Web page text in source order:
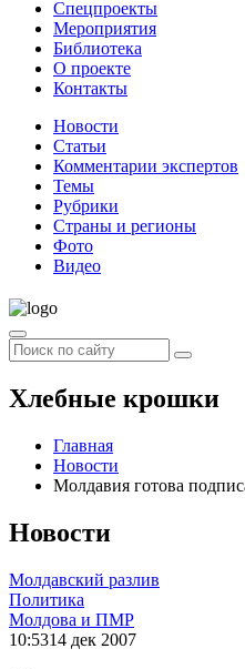
Спецпроекты
Мероприятия
Библиотека
О проекте
Контакты
Новости
Статьи
Комментарии экспертов
Темы
Рубрики
Страны и регионы
Фото
Видео
Хлебные крошки
Главная
Новости
Молдавия готова
Новости
Молдавский разлив
Политика
Молдова и ПМР
10:5314 дек 2007